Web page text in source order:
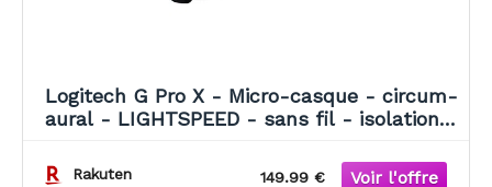
Logitech G Pro X - Micro-casque - circum-
aural - LIGHTSPEED - sans fil - isolation
Rakuten 149.99 €